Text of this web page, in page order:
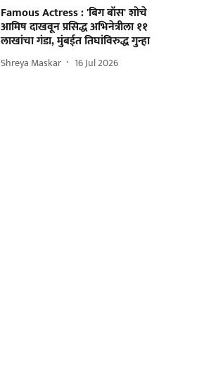
Famous Actress : 'बिग बॉस' शोचे
आमिष दाखवून प्रसिद्ध अभिनेत्रीला ११
लाखांचा गंडा, मुंबईत तिघांविरुद्ध गुन्हा
Shreya Maskar 16 Jul 2026